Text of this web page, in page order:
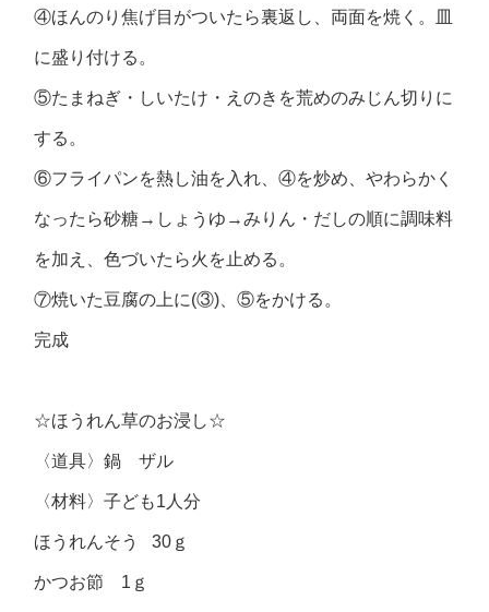
④ほんのり焦げ目がついたら裏返し、両面を焼く。皿
に盛り付ける。
⑤たまねぎ・しいたけ・えのきを荒めのみじん切りに
する。
⑥フライパンを熱し油を入れ、④を炒め、やわらかく
なったら砂糖→しょうゆ→みりん・だしの順に調味料
を加え、色づいたら火を止める。
⑦焼いた豆腐の上に(③)、⑤をかける。
完成
☆ほうれん草のお浸し☆
〈道具〉鍋 ザル
〈材料〉子ども1人分
ほうれんそう 30ｇ
かつお節 1ｇ